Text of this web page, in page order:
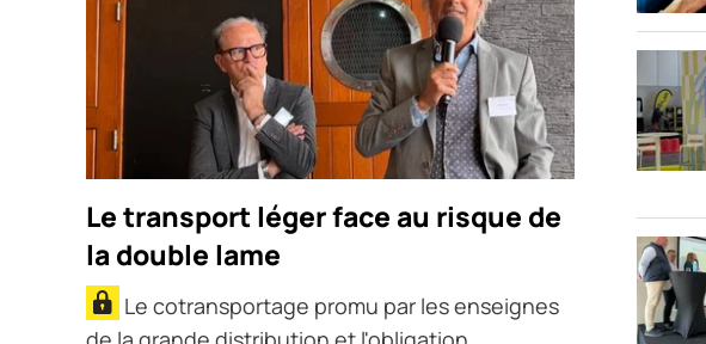
Le transport léger face au risque de
la double lame
Le cotransportage promu par les enseignes